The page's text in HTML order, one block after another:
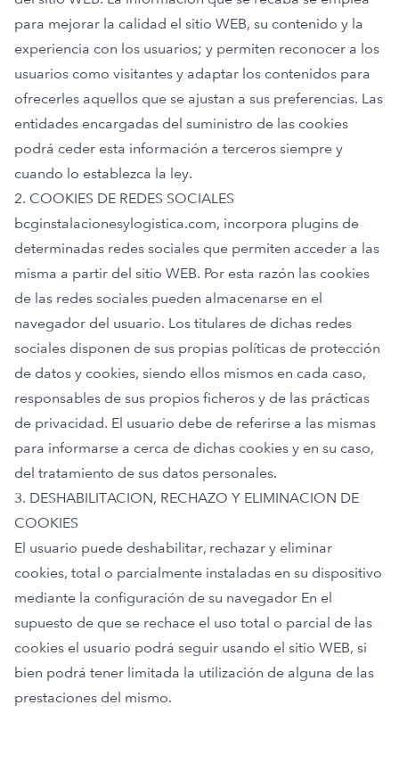
para mejorar la calidad el sitio WEB, su contenido y la
experiencia con los usuarios; y permiten reconocer a los
usuarios como visitantes y adaptar los contenidos para
ofrecerles aquellos que se ajustan a sus preferencias. Las
entidades encargadas del suministro de las cookies
podrá ceder esta información a terceros siempre y
cuando lo establezca la ley.
2. COOKIES DE REDES SOCIALES
bcginstalacionesylogistica.com, incorpora plugins de
determinadas redes sociales que permiten acceder a las
misma a partir del sitio WEB. Por esta razón las cookies
de las redes sociales pueden almacenarse en el
navegador del usuario. Los titulares de dichas redes
sociales disponen de sus propias políticas de protección
de datos y cookies, siendo ellos mismos en cada caso,
responsables de sus propios ficheros y de las prácticas
de privacidad. El usuario debe de referirse a las mismas
para informarse a cerca de dichas cookies y en su caso,
del tratamiento de sus datos personales.
3. DESHABILITACION, RECHAZO Y ELIMINACION DE
COOKIES
El usuario puede deshabilitar, rechazar y eliminar
cookies, total o parcialmente instaladas en su dispositivo
mediante la configuración de su navegador En el
supuesto de que se rechace el uso total o parcial de las
cookies el usuario podrá seguir usando el sitio WEB, si
bien podrá tener limitada la utilización de alguna de las
prestaciones del mismo.